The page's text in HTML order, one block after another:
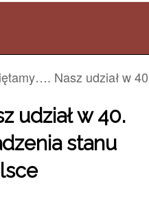
Nasz udział w
udział w 40.
stanu